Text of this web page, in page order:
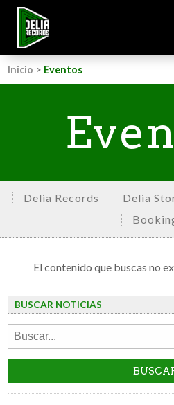
Inicio > Eventos
Delia Records Delia
El contenido que buscas no
BUSCAR NOTICIAS